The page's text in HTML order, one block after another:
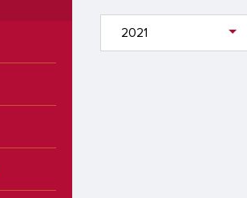
2021